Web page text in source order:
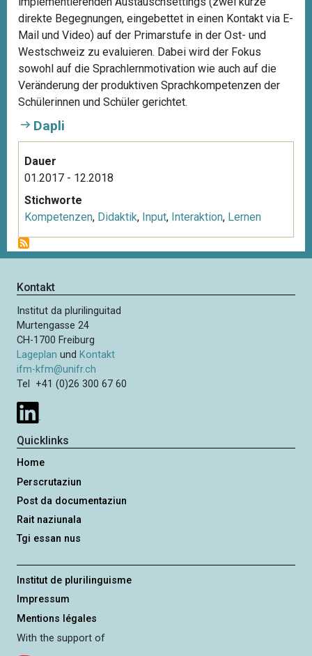
direkte Begegnungen, eingebettet in einen Kontakt via E-
Mail und Video) auf der Primarstufe in der Ost- und
Westschweiz zu evaluieren. Dabei wird der Fokus
sowohl auf die Sprachlernmotivation wie auch auf die
Veränderung der produktiven Sprachkompetenzen der
Schülerinnen und Schüler gerichtet.
Dapli
Dauer
01.2017 - 12.2018
Stichworte
Kompetenzen, Didaktik, Input, Interaktion, Lernen
Kontakt
Institut da plurilinguitad
Murtengasse 24
CH-1700 Freiburg
Lageplan und Kontakt
ifm-kfm@unifr.ch
Tel +41 (0)26 300 67 60
Quicklinks
Home
Perscrutaziun
Post da documentaziun
Rait naziunala
Tgi essan nus
Institut de plurilinguisme
Impressum
Mentions légales
With the support of